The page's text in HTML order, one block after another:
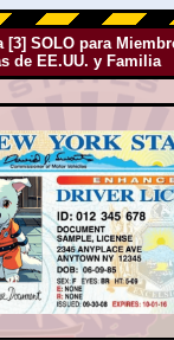
[3] SOLO para
de EE.UU. y Familia